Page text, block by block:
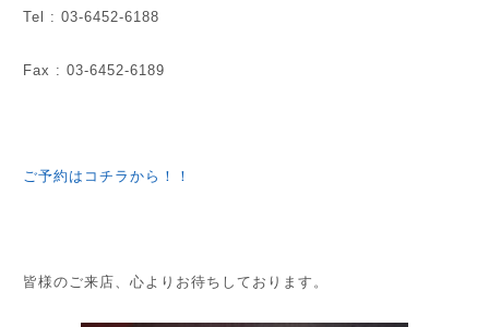
Tel : 03-6452-6188
Fax : 03-6452-6189
ご予約はコチラから！！
皆様のご来店、心よりお待ちしております。